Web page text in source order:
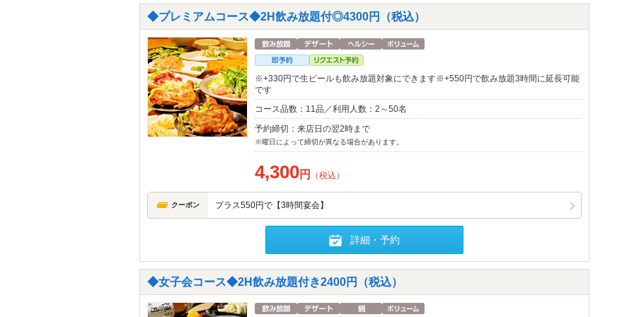
◆プレミアムコース◆2H飲み放題付◎4300円（税込）
※+330円で生ビールも飲み放題対象にできます※+550円で飲み放題3時間に延長可能
です
コース品数：11品／利用人数：2～50名
予約締切：来店日の翌2時まで
※曜日によって締切が異なる場合があります。
4,300円 （税込）
クーポン プラス550円で【3時間宴会】
詳細・予約
◆女子会コース◆2H飲み放題付き2400円（税込）